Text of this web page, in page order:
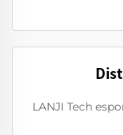
LANJI Tech